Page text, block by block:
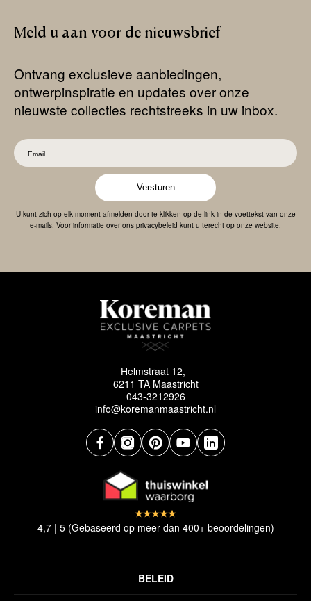
Meld u aan voor de nieuwsbrief
Ontvang exclusieve aanbiedingen,
ontwerpinspiratie en updates over onze
nieuwste collecties rechtstreeks in uw inbox.
Versturen
U kunt zich op elk moment afmelden door te klikken op de link in de voettekst van onze
e-mails. Voor informatie over ons privacybeleid kunt u terecht op onze website.
Helmstraat 12,
6211 TA Maastricht
043-3212926
info@koremanmaastricht.nl
BELEID
4,7 | 5 (Gebaseerd op meer dan 400+ beoordelingen)